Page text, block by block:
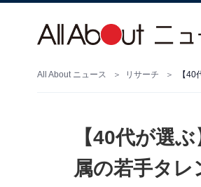
All About ニュース リサーチ
【40代が選
属の若手タレ